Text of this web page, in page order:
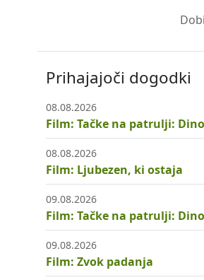
Prihajajoči dogodki
08.08.2026
Film: Tačke na patrulji:
08.08.2026
Film: Ljubezen, ki ostaja
09.08.2026
Film: Tačke na patrulji:
09.08.2026
Film: Zvok padanja